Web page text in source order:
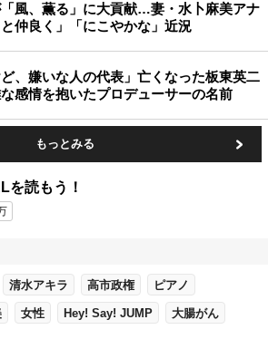
風、薫る」に大貢献…妻・水卜麻美アナ
仲良く」「にこやかな」近況
ど、嫌いな人の代表」亡くなった板東英二
感情を抱いたプロデューサーの名前
もっとみる
を読もう！
清水アキラ 高市政権 ピアノ
女性 Hey! Say! JUMP 大腸がん